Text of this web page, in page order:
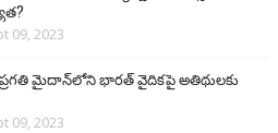
09, 2023
ప్రగతి మైదాన్‌లోని భారత్ వైదికపై అతిథులకు
09, 2023